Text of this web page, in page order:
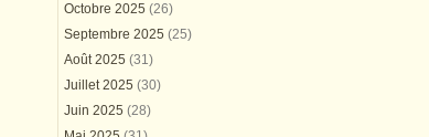
Octobre 2025 (26)
Septembre 2025 (25)
Août 2025 (31)
Juillet 2025 (30)
Juin 2025 (28)